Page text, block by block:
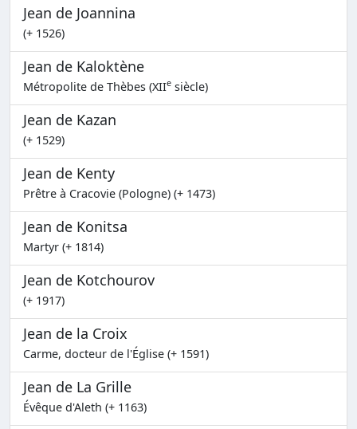
Jean de Joannina
(+ 1526)
Jean de Kaloktène
Métropolite de Thèbes (XIIe siècle)
Jean de Kazan
(+ 1529)
Jean de Kenty
Prêtre à Cracovie (Pologne) (+ 1473)
Jean de Konitsa
Martyr (+ 1814)
Jean de Kotchourov
(+ 1917)
Jean de la Croix
Carme, docteur de l'Église (+ 1591)
Jean de La Grille
Évêque d'Aleth (+ 1163)